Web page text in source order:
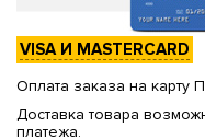
VISA И MASTERCARD
Оплата заказа на карту
Доставка товара
платежа.